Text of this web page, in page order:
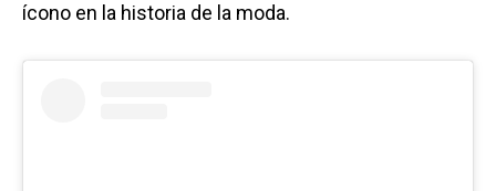
ícono en la historia de la moda.